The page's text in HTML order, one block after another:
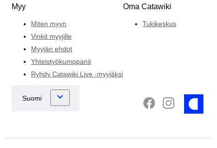
Myy
Miten myyn
Vinkit myyjille
Myyjän ehdot
Yhteistyökumppanit
Ryhdy Catawiki Live -myyjäksi
Oma Catawiki
Tukikeskus